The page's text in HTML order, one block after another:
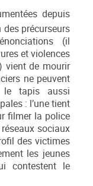
depuis
des précurseurs
(il
et violences
vient de mourir
ne peuvent
le tapis aussi
: l’une tient
filmer la police
sociaux
des victimes
les jeunes
contestent le